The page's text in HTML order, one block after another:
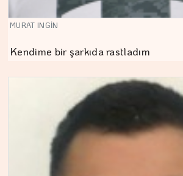
MURAT INGİN
Kendime bir şarkıda rastladım